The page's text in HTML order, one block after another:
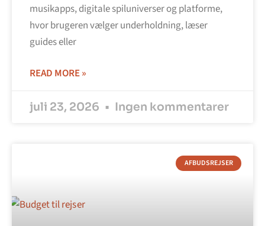
musikapps, digitale spiluniverser og platforme,
hvor brugeren vælger underholdning, læser
guides eller
READ MORE »
juli 23, 2026 Ingen kommentarer
AFBUDSREJSER